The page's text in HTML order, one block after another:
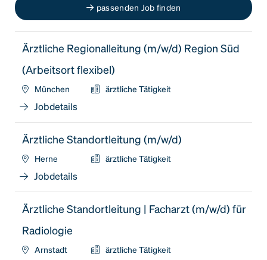
passenden Job finden
Ärztliche Regionalleitung (m/w/d) Region Süd
(Arbeitsort flexibel)
München ärztliche Tätigkeit
Jobdetails
Ärztliche Standortleitung (m/w/d)
Herne ärztliche Tätigkeit
Jobdetails
Ärztliche Standortleitung | Facharzt (m/w/d) für
Radiologie
Arnstadt ärztliche Tätigkeit